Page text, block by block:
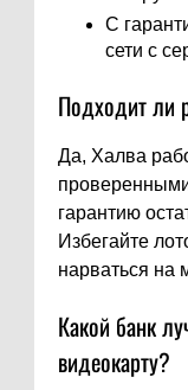
С
сети с
Подходит ли
Да, Халва
гарантию
Избегайте
нарваться на
Какой банк
видеокарту?